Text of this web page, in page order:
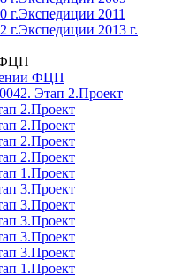
г.Экспедиции 2011
г.Экспедиции 2013 г.
ФЦП
ФЦП
Этап 2.Проект
2.Проект
2.Проект
2.Проект
2.Проект
1.Проект
3.Проект
3.Проект
3.Проект
3.Проект
3.Проект
1.Проект